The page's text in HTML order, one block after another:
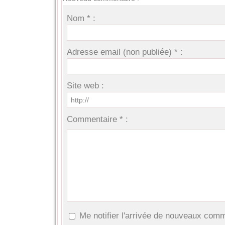
Nom * :
Adresse email (non publiée) * :
Site web :
Commentaire * :
Me notifier l'arrivée de nouveaux